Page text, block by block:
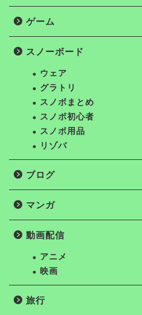
ゲーム
スノーボード
ウェア
グラトリ
スノボまとめ
スノボ初心者
スノボ用品
リゾバ
ブログ
マンガ
動画配信
アニメ
映画
旅行